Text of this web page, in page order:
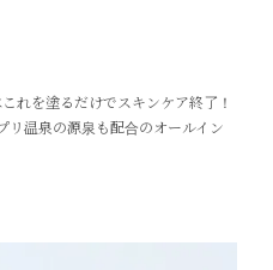
れを塗るだけでスキンケア終了！
リ温泉の源泉も配合のオールイン